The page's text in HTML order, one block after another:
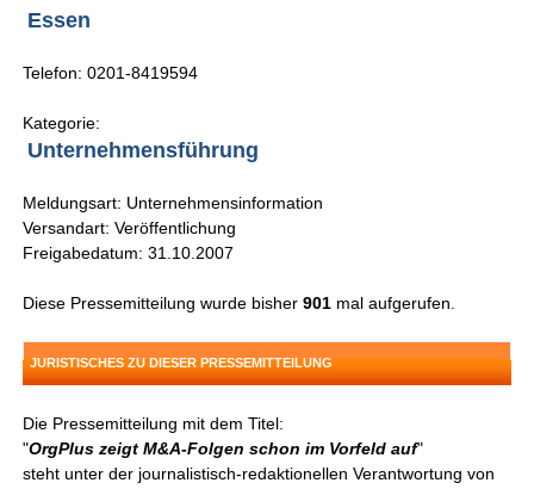
Essen
Telefon: 0201-8419594
Kategorie:
Unternehmensführung
Meldungsart: Unternehmensinformation
Versandart: Veröffentlichung
Freigabedatum: 31.10.2007
Diese Pressemitteilung wurde bisher901 mal aufgerufen.
JURISTISCHES ZU DIESER PRESSEMITTEILUNG
Die Pressemitteilung mit dem Titel:
"OrgPlus zeigt M&A-Folgen schon im Vorfeld auf"
steht unter der journalistisch-redaktionellen Verantwortung von